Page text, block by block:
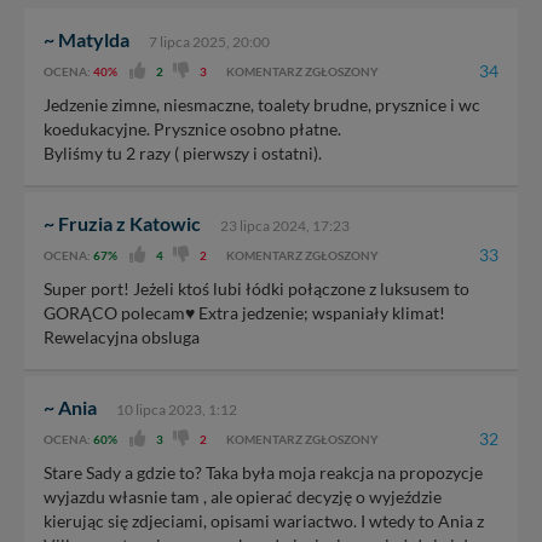
~ Matylda 7 lipca 2025, 20:00
OCENA: 40% 2 3 KOMENTARZ ZGŁOSZONY 34
Jedzenie zimne, niesmaczne, toalety brudne, prysznice i wc
koedukacyjne. Prysznice osobno płatne.
Byliśmy tu 2 razy ( pierwszy i ostatni).
~ Fruzia z Katowic 23 lipca 2024, 17:23
OCENA: 67% 4 2 KOMENTARZ ZGŁOSZONY 33
Super port! Jeżeli ktoś lubi łódki połączone z luksusem to
GORĄCO polecam♥️ Extra jedzenie; wspaniały klimat!
Rewelacyjna obsluga
~ Ania 10 lipca 2023, 1:12
OCENA: 60% 3 2 KOMENTARZ ZGŁOSZONY 32
Stare Sady a gdzie to? Taka była moja reakcja na propozycje
wyjazdu własnie tam , ale opierać decyzję o wyjeździe
kierując się zdjeciami, opisami wariactwo. I wtedy to Ania z